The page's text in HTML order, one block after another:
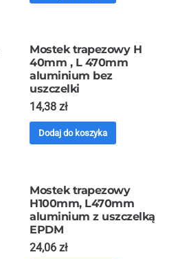
Mostek trapezowy H
40mm , L 470mm
aluminium bez
uszczelki
14,38 zł
Dodaj do koszyka
Mostek trapezowy
H100mm, L470mm
aluminium z uszczelką
EPDM
24,06 zł